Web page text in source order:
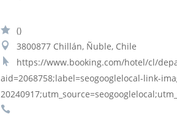
 ()
 3800877 Chillán, Ñuble, Chile

https://www.booking.com/hotel/cl/
aid=2068758;label=seogooglelocal-link-
